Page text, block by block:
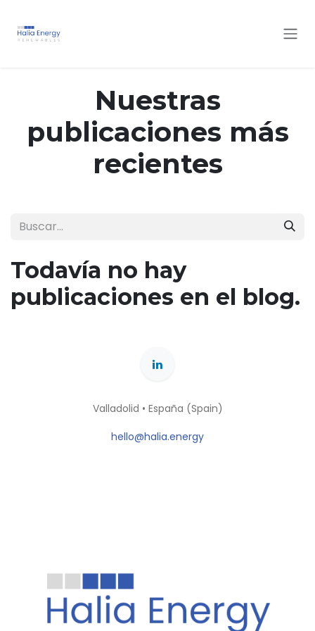
Nuestras
publicaciones más
recientes
Todavía no hay
publicaciones en el blog.
Valladolid • España (Spain)
hello@halia.energy